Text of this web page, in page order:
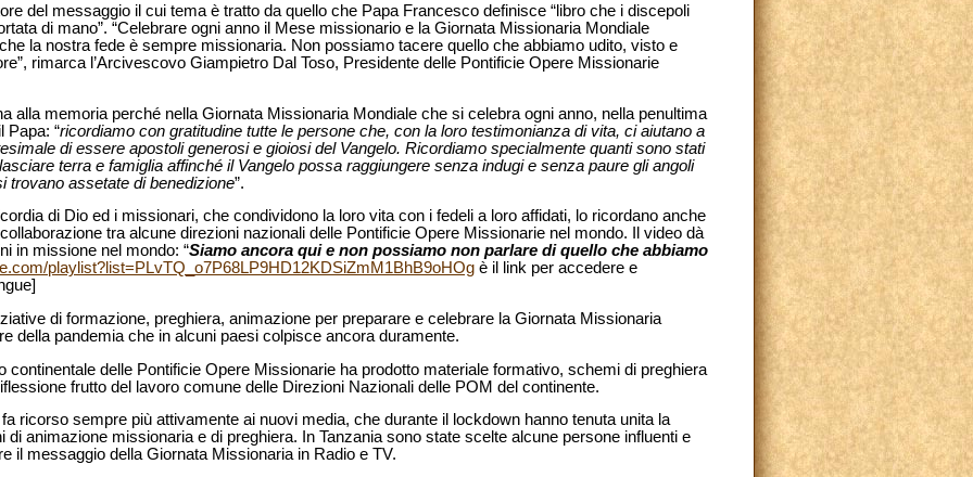
del messaggio il cui tema è tratto da quello che Papa Francesco definisce “libro che i discepoli
di mano”. “Celebrare ogni anno il Mese missionario e la Giornata Missionaria Mondiale
la nostra fede è sempre missionaria. Non possiamo tacere quello che abbiamo udito, visto e
rimarca l’Arcivescovo Giampietro Dal Toso, Presidente delle Pontificie Opere Missionarie
alla memoria perché nella Giornata Missionaria Mondiale che si celebra ogni anno, nella penultima
Papa: “ricordiamo con gratitudine tutte le persone che, con la loro testimonianza di vita, ci aiutano a
di essere apostoli generosi e gioiosi del Vangelo. Ricordiamo specialmente quanti sono stati
terra e famiglia affinché il Vangelo possa raggiungere senza indugi e senza paure gli angoli
trovano assetate di benedizione”.
di Dio ed i missionari, che condividono la loro vita con i fedeli a loro affidati, lo ricordano anche
tra alcune direzioni nazionali delle Pontificie Opere Missionarie nel mondo. Il video dà
in missione nel mondo: “Siamo ancora qui e non possiamo non parlare di quello che abbiamo
playlist?list=PLvTQ_o7P68LP9HD12KDSiZmM1BhB9oHOg è il link per accedere e
di formazione, preghiera, animazione per preparare e celebrare la Giornata Missionaria
della pandemia che in alcuni paesi colpisce ancora duramente.
continentale delle Pontificie Opere Missionarie ha prodotto materiale formativo, schemi di preghiera
frutto del lavoro comune delle Direzioni Nazionali delle POM del continente.
fa ricorso sempre più attivamente ai nuovi media, che durante il lockdown hanno tenuta unita la
animazione missionaria e di preghiera. In Tanzania sono state scelte alcune persone influenti e
il messaggio della Giornata Missionaria in Radio e TV.